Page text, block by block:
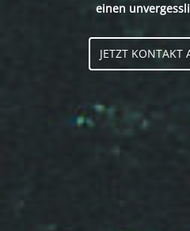
einen
JETZT KONTAKT